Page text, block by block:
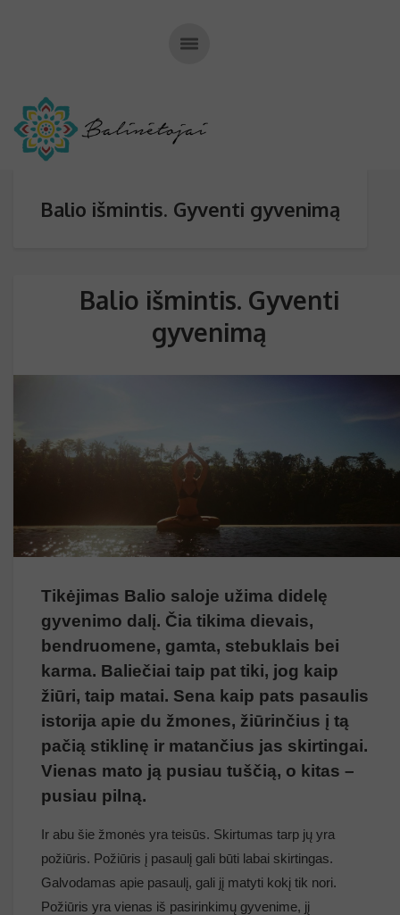
Balio išmintis. Gyventi gyvenimą
Balio išmintis. Gyventi
gyvenimą
Tikėjimas Balio saloje užima didelę
gyvenimo dalį. Čia tikima dievais,
bendruomene, gamta, stebuklais bei
karma. Baliečiai taip pat tiki, jog kaip
žiūri, taip matai. Sena kaip pats pasaulis
istorija apie du žmones, žiūrinčius į tą
pačią stiklinę ir matančius jas skirtingai.
Vienas mato ją pusiau tuščią, o kitas –
pusiau pilną.
Ir abu šie žmonės yra teisūs. Skirtumas tarp jų yra
požiūris. Požiūris į pasaulį gali būti labai skirtingas.
Galvodamas apie pasaulį, gali jį matyti kokį tik nori.
Požiūris yra vienas iš pasirinkimų gyvenime, jį